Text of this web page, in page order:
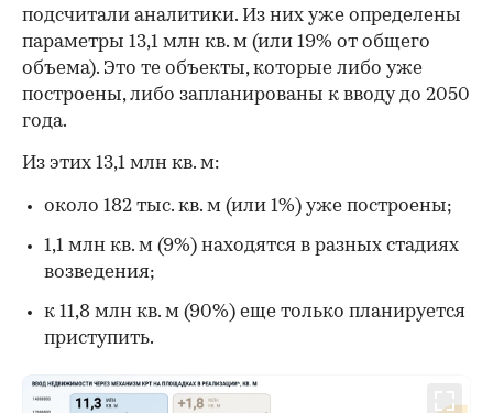
подсчитали аналитики. Из них уже определены
параметры 13,1 млн кв. м (или 19% от общего
объема). Это те объекты, которые либо уже
построены, либо запланированы к вводу до 2050
года.
Из этих 13,1 млн кв. м:
около 182 тыс. кв. м (или 1%) уже построены;
1,1 млн кв. м (9%) находятся в разных стадиях
возведения;
к 11,8 млн кв. м (90%) еще только планируется
приступить.